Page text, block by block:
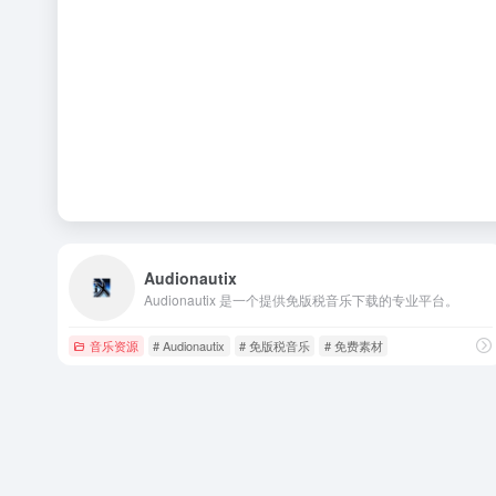
Audionautix
Audionautix 是一个提供免版税音乐下载的专业平台。
音乐资源 # Audionautix # 免版税音乐 # 免费素材